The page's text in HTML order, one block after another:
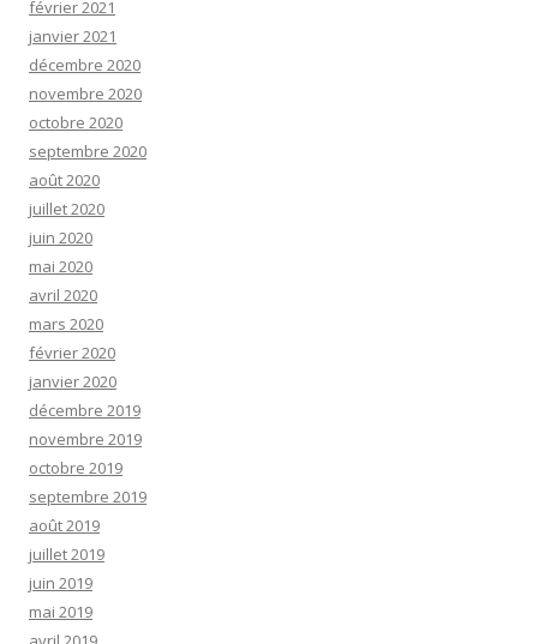
février 2021
janvier 2021
décembre 2020
novembre 2020
octobre 2020
septembre 2020
août 2020
juillet 2020
juin 2020
mai 2020
avril 2020
mars 2020
février 2020
janvier 2020
décembre 2019
novembre 2019
octobre 2019
septembre 2019
août 2019
juillet 2019
juin 2019
mai 2019